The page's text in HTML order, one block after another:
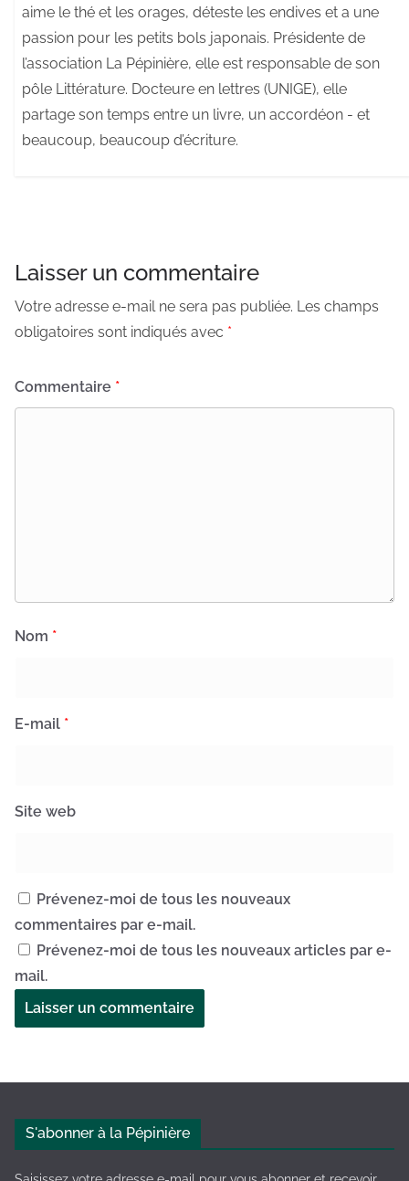
aime le thé et les orages, déteste les endives et a une
passion pour les petits bols japonais. Présidente de
l’association La Pépinière, elle est responsable de son
pôle Littérature. Docteure en lettres (UNIGE), elle
partage son temps entre un livre, un accordéon - et
beaucoup, beaucoup d’écriture.
Laisser un commentaire
Votre adresse e-mail ne sera pas publiée. Les champs
obligatoires sont indiqués avec *
Commentaire *
Nom *
E-mail *
Site web
Prévenez-moi de tous les nouveaux
commentaires par e-mail.
Prévenez-moi de tous les nouveaux articles par e-
mail.
e
S'abonner à la Pépinière